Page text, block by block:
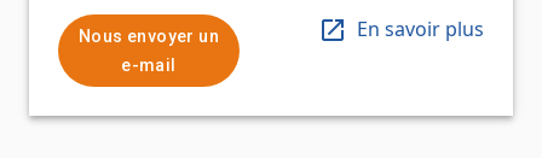
Nous envoyer un
e-mail
En savoir plus